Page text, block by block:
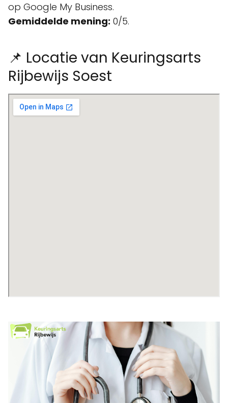
op Google My Business.
Gemiddelde mening: 0/5.
📌 Locatie van Keuringsarts
Rijbewijs Soest